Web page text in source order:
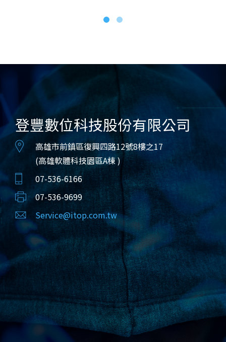
登豐數位科技股份有限公司
高雄市前鎮區復興四路12號8樓之17
(高雄軟體科技園區A棟 )
07-536-6166
07-536-9699
Service@itop.com.tw